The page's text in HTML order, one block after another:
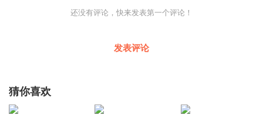
还没有评论，快来发表第一个评论！
发表评论
猜你喜欢